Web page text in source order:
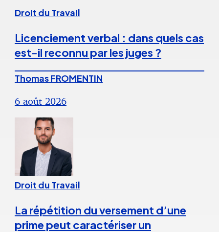
Droit du Travail
Licenciement verbal : dans quels cas
est-il reconnu par les juges ?
Thomas FROMENTIN
6 août 2026
Droit du Travail
La répétition du versement d’une
prime peut caractériser un